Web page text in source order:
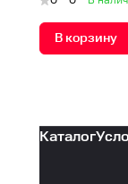
В корзину
Каталог